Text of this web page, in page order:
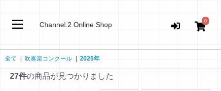
Channel.2 Online Shop 0
全て 吹奏楽コンクール 2025年
27件の商品が見つかりました